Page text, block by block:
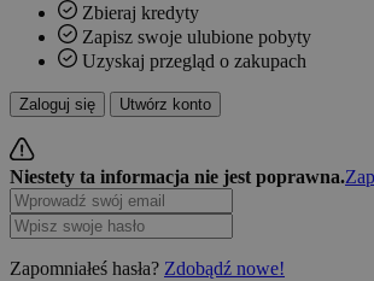
Zbieraj kredyty
Zapisz swoje ulubione pobyty
Uzyskaj przegląd o zakupach
Zaloguj się Utwórz konto
Niestety ta informacja nie jest poprawna.
Zapomniałeś hasła? Zdobądź nowe!